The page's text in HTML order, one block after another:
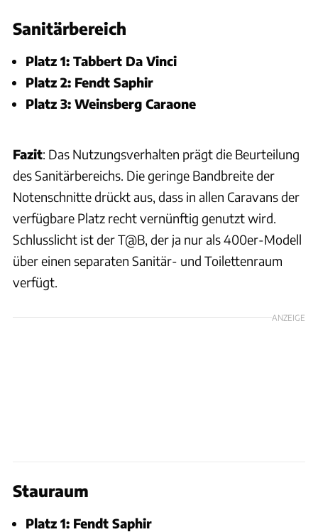
Sanitärbereich
Platz 1: Tabbert Da Vinci
Platz 2: Fendt Saphir
Platz 3: Weinsberg Caraone
Fazit: Das Nutzungsverhalten prägt die Beurteilung
des Sanitärbereichs. Die geringe Bandbreite der
Notenschnitte drückt aus, dass in allen Caravans der
verfügbare Platz recht vernünftig genutzt wird.
Schlusslicht ist der T@B, der ja nur als 400er-Modell
über einen separaten Sanitär- und Toilettenraum
verfügt.
ANZEIGE
Stauraum
Platz 1: Fendt Saphir